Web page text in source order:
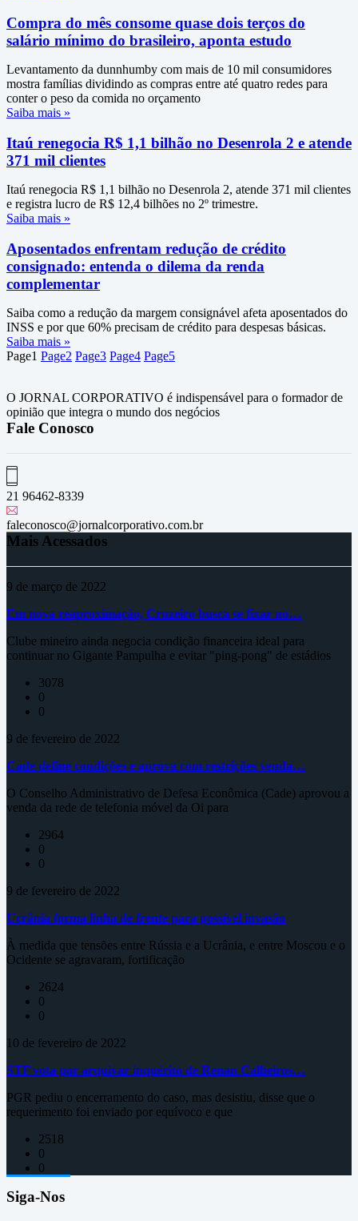
Compra do mês consome quase dois terços do
salário mínimo do brasileiro, aponta estudo
Levantamento da dunnhumby com mais de 10 mil consumidores
mostra famílias dividindo as compras entre até quatro redes para
conter o peso da comida no orçamento
Saiba mais »
Itaú renegocia R$ 1,1 bilhão no Desenrola 2 e atende
371 mil clientes
Itaú renegocia R$ 1,1 bilhão no Desenrola 2, atende 371 mil clientes
e registra lucro de R$ 12,4 bilhões no 2º trimestre.
Saiba mais »
Aposentados enfrentam redução de crédito
consignado: entenda o dilema da renda
complementar
Saiba como a redução da margem consignável afeta aposentados do
INSS e por que 60% precisam de crédito para despesas básicas.
Saiba mais »
Page1 Page2 Page3 Page4 Page5
O JORNAL CORPORATIVO é indispensável para o formador de
opinião que integra o mundo dos negócios
Fale Conosco
21 96462-8339
faleconosco@jornalcorporativo.com.br
Mais Acessados
9 de março de 2022
Em nova reaproximação, Cruzeiro busca se fixar no…
Clube mineiro ainda negocia condição financeira ideal para
continuar no Gigante Pampulha e evitar "ping-pong" de estádios
3078
0
0
9 de fevereiro de 2022
Cade define condições e aprova com restrições venda…
O Conselho Administrativo de Defesa Econômica (Cade) aprovou a
venda da rede de telefonia móvel da Oi para
2964
0
0
9 de fevereiro de 2022
Ucrânia forma linha de frente para possível invasão
À medida que tensões entre Rússia e a Ucrânia, e entre Moscou e o
Ocidente se agravaram, fortificação
2624
0
0
10 de fevereiro de 2022
STF vota por arquivar inquérito de Renan Calheiros…
PGR pediu o encerramento do caso, mas desistiu, disse que o
requerimento foi enviado por equívoco e que
2518
0
0
Siga-Nos